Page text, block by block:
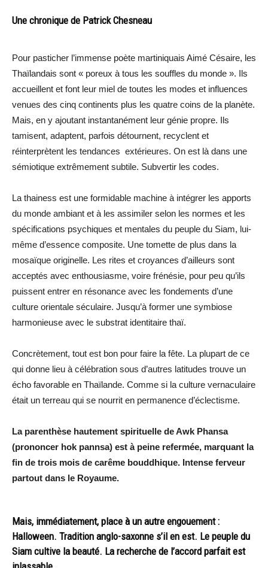
Une chronique de Patrick Chesneau
Pour pasticher l’immense poète martiniquais Aimé Césaire, les
Thaïlandais sont « poreux à tous les souffles du monde ». Ils
accueillent et font leur miel de toutes les modes et influences
venues des cinq continents plus les quatre coins de la planète.
Mais, en y ajoutant instantanément leur génie propre. Ils
tamisent, adaptent, parfois détournent, recyclent et
réinterprètent les tendances extérieures. On est là dans une
sémiotique extrêmement subtile. Subvertir les codes.
La thainess est une formidable machine à intégrer les apports
du monde ambiant et à les assimiler selon les normes et les
spécifications psychiques et mentales du peuple du Siam, lui-
même d’essence composite. Une tomette de plus dans la
mosaïque originelle. Les rites et croyances d’ailleurs sont
acceptés avec enthousiasme, voire frénésie, pour peu qu’ils
puissent entrer en résonance avec les fondements d’une
culture orientale séculaire. Jusqu’à former une symbiose
harmonieuse avec le substrat identitaire thaï.
Concrètement, tout est bon pour faire la fête. La plupart de ce
qui donne lieu à célébration sous d’autres latitudes trouve un
écho favorable en Thaïlande. Comme si la culture vernaculaire
était un terreau qui se nourrit en permanence d’éclectisme.
La parenthèse hautement spirituelle de Awk Phansa
(prononcer hok pannsa) est à peine refermée, marquant la
fin de trois mois de carême bouddhique. Intense ferveur
partout dans le Royaume.
Mais, immédiatement, place à un autre engouement :
Halloween. Tradition anglo-saxonne s’il en est. Le peuple du
Siam cultive la beauté. La recherche de l’accord parfait est